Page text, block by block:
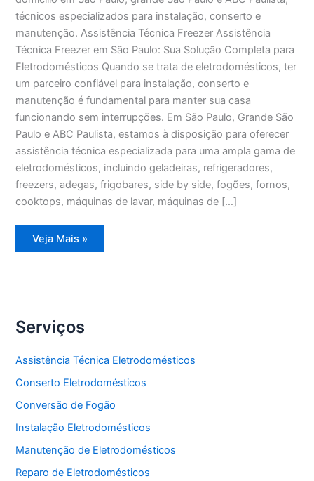
técnicos especializados para instalação, conserto e
manutenção. Assistência Técnica Freezer Assistência
Técnica Freezer em São Paulo: Sua Solução Completa para
Eletrodomésticos Quando se trata de eletrodomésticos, ter
um parceiro confiável para instalação, conserto e
manutenção é fundamental para manter sua casa
funcionando sem interrupções. Em São Paulo, Grande São
Paulo e ABC Paulista, estamos à disposição para oferecer
assistência técnica especializada para uma ampla gama de
eletrodomésticos, incluindo geladeiras, refrigeradores,
freezers, adegas, frigobares, side by side, fogões, fornos,
cooktops, máquinas de lavar, máquinas de […]
Assistência
Técnica
Veja Mais »
Serviços
Assistência Técnica Eletrodomésticos
Conserto Eletrodomésticos
Conversão de Fogão
Instalação Eletrodomésticos
Manutenção de Eletrodomésticos
Reparo de Eletrodomésticos